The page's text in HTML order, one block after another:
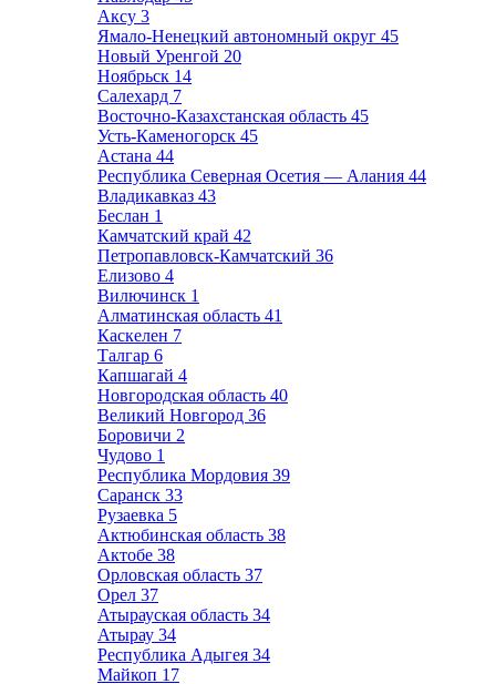
Аксу 3
Ямало-Ненецкий автономный округ 45
Новый Уренгой 20
Ноябрьск 14
Салехард 7
Восточно-Казахстанская область 45
Усть-Каменогорск 45
Астана 44
Республика Северная Осетия — Алания 44
Владикавказ 43
Беслан 1
Камчатский край 42
Петропавловск-Камчатский 36
Елизово 4
Вилючинск 1
Алматинская область 41
Каскелен 7
Талгар 6
Капшагай 4
Новгородская область 40
Великий Новгород 36
Боровичи 2
Чудово 1
Республика Мордовия 39
Саранск 33
Рузаевка 5
Актюбинская область 38
Актобе 38
Орловская область 37
Орел 37
Атырауская область 34
Атырау 34
Республика Адыгея 34
Майкоп 17